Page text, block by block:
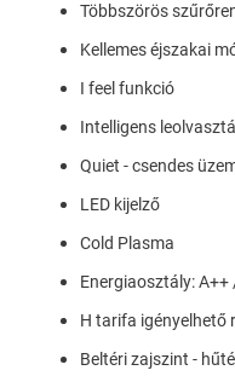
Többszörös
Kellemes éjszakai
I feel funkció
Intelligens
Quiet - csendes
LED kijelző
Cold Plasma
Energiaosztály: A++
H tarifa igényelhető
Beltéri zajszint -